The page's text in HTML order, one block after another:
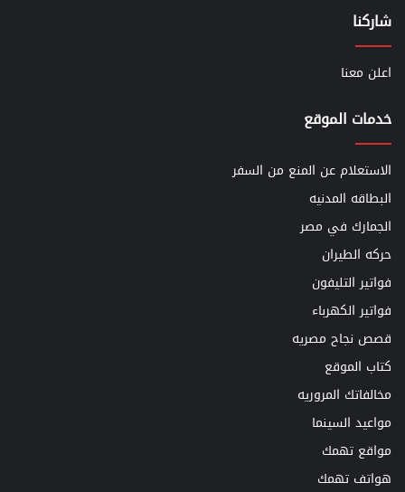
شاركنا
اعلن معنا
خدمات الموقع
الاستعلام عن المنع من السفر
البطاقه المدنيه
الجمارك في مصر
حركه الطيران
فواتير التليفون
فواتير الكهرباء
قصص نجاح مصريه
كتاب الموقع
مخالفاتك المروريه
مواعيد السينما
مواقع تهمك
هواتف تهمك